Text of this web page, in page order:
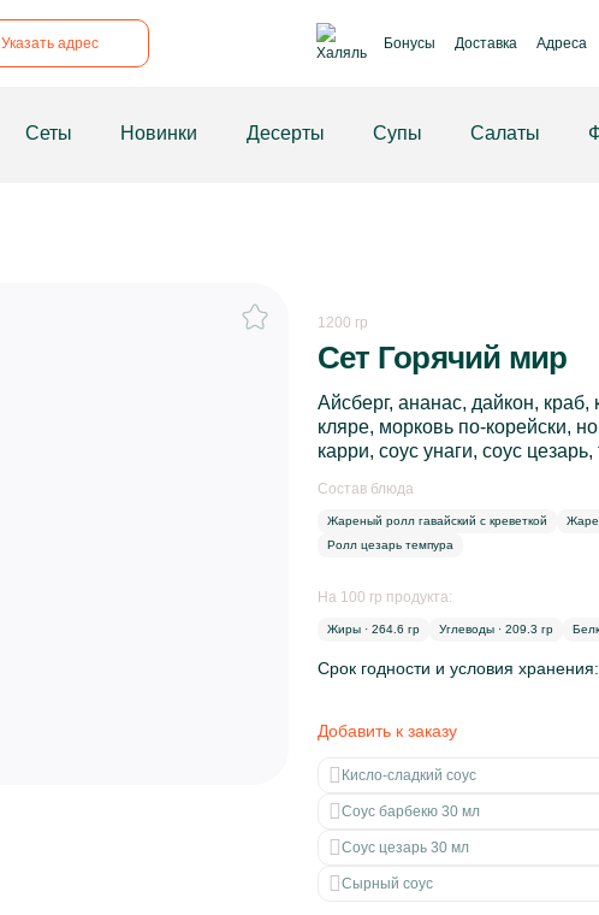
Указать адрес Бонусы Доставка Адреса
Сеты Новинки Десерты Супы Салаты
1200 гр
Сет Горячий мир
Айсберг, ананас, дайкон, краб,
кляре, морковь по-корейски,
карри, соус унаги, соус
Состав блюда
Жареный ролл гавайский с креветкой
Ролл цезарь темпура
На 100 гр продукта:
Жиры · 264.6 гр Углеводы · 209.3 гр
Срок годности и условия хранения:
Добавить к заказу
Кисло-сладкий соус
Соус барбекю 30 мл
Соус цезарь 30 мл
Сырный соус